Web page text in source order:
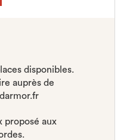
disponibles.
auprès de
proposé aux